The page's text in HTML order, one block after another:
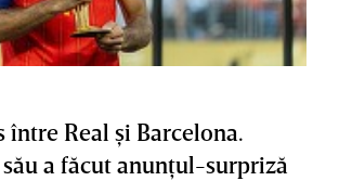
între Real şi Barcelona.
a făcut anunţul-surpriză